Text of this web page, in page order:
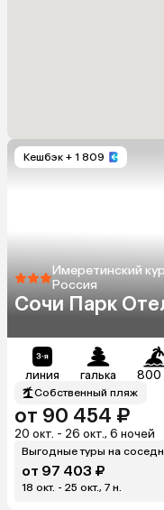
Кешбэк + 1 809
Имеретинский
Россия
Сочи Парк
линия галька 800
Собственный пляж
от 90 454 ₽
20 окт. - 26 окт., 6 ночей
Выгодные туры на
от 97 403 ₽
18 окт. - 25 окт., 7 н.